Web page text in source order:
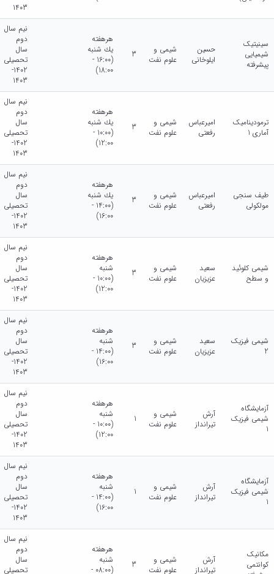
1403
سینیتیک
شیمیایی
پیشرفته
حسین
ایلوخانی
شیمی و
علوم نفت
3
هرهفته
يك شنبه
(16:00 -
18:00)
نیم سال
دوم
سال
تحصیلی
1402-
1403
ترمودینامیک
آماری 1
امیرعباس
رفعتی
شیمی و
علوم نفت
3
هرهفته
يك شنبه
(10:00 -
12:00)
نیم سال
دوم
سال
تحصیلی
1402-
1403
طیف سنجی
مولکولی
امیرعباس
رفعتی
شیمی و
علوم نفت
3
هرهفته
يك شنبه
(14:00 -
16:00)
نیم سال
دوم
سال
تحصیلی
1402-
1403
شیمی کلوئید
و سطح
سعید
عزیزیان
شیمی و
علوم نفت
3
هرهفته
شنبه
(10:00 -
12:00)
نیم سال
دوم
سال
تحصیلی
1402-
1403
شیمی فیزیک
2
سعید
عزیزیان
شیمی و
علوم نفت
3
هرهفته
شنبه
(14:00 -
16:00)
نیم سال
دوم
سال
تحصیلی
1402-
1403
آزمایشگاه
شیمی فیزیک
1
آرش
تیرانداز
شیمی و
علوم نفت
1
هرهفته
شنبه
(10:00 -
12:00)
نیم سال
دوم
سال
تحصیلی
1402-
1403
آزمایشگاه
شیمی فیزیک
1
آرش
تیرانداز
شیمی و
علوم نفت
1
هرهفته
شنبه
(14:00 -
16:00)
نیم سال
دوم
سال
تحصیلی
1402-
1403
مکانیک
کوانتمی
آرش
تیرانداز
شیمی و
علوم نفت
3
هرهفته
شنبه
(08:00 -
نیم سال
دوم
سال
تحصیلی